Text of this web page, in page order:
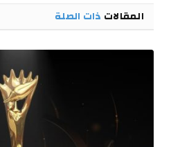
المقالات ذات الصلة